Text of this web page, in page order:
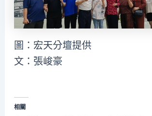
圖：宏天分壇提供
文：張峻豪
相關